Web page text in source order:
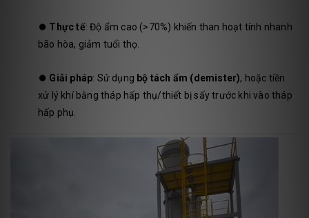
⏺️ Thực tế: Độ ẩm cao (>70%) khiến than hoạt tính nhanh
bão hòa, giảm tuổi thọ.
⏺️ Giải pháp: Sử dụng bộ tách ẩm (demister), hoặc tiền
xử lý khí bằng tháp hấp thụ/thiết bị sấy trước khi vào tháp
hấp phụ.